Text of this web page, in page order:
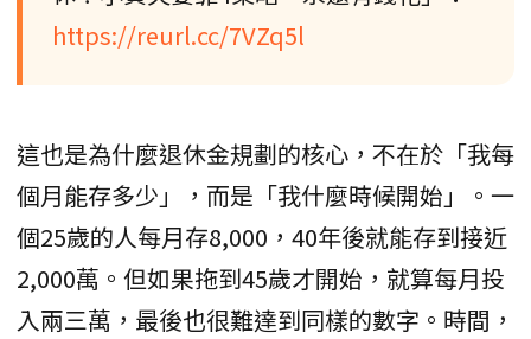
https://reurl.cc/7VZq5l
這也是為什麼退休金規劃的核心，不在於「我每
個月能存多少」，而是「我什麼時候開始」。一
個25歲的人每月存8,000，40年後就能存到接近
2,000萬。但如果拖到45歲才開始，就算每月投
入兩三萬，最後也很難達到同樣的數字。時間，